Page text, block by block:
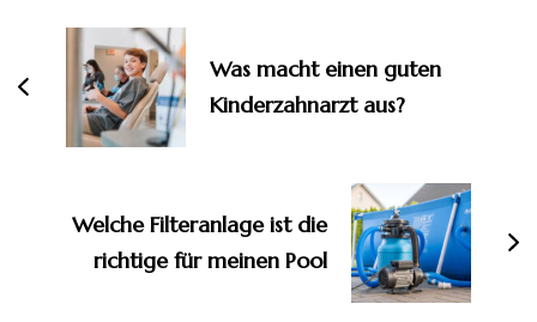
Was macht einen guten
Kinderzahnarzt aus?
Welche Filteranlage ist die
richtige für meinen Pool